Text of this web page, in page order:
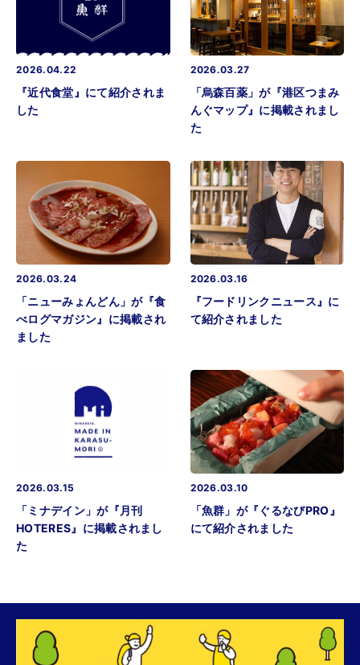
2026.04.22
『近代食堂』にて紹介されま
した
2026.03.27
「烏森百薬」が『港区つまみ
んぐマップ』に掲載されまし
た
2026.03.24
「ニューみょんどん」が『食
べログマガジン』に掲載され
ました
2026.03.16
『フードリンクニュース』に
て紹介されました
2026.03.15
「ミナデイン」が『月刊
HOTERES』に掲載されまし
た
2026.03.10
「魚群」が『ぐるなびPRO』
にて紹介されました